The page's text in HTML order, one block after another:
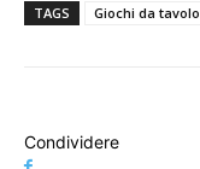
TAGS Giochi da tavolo
Condividere